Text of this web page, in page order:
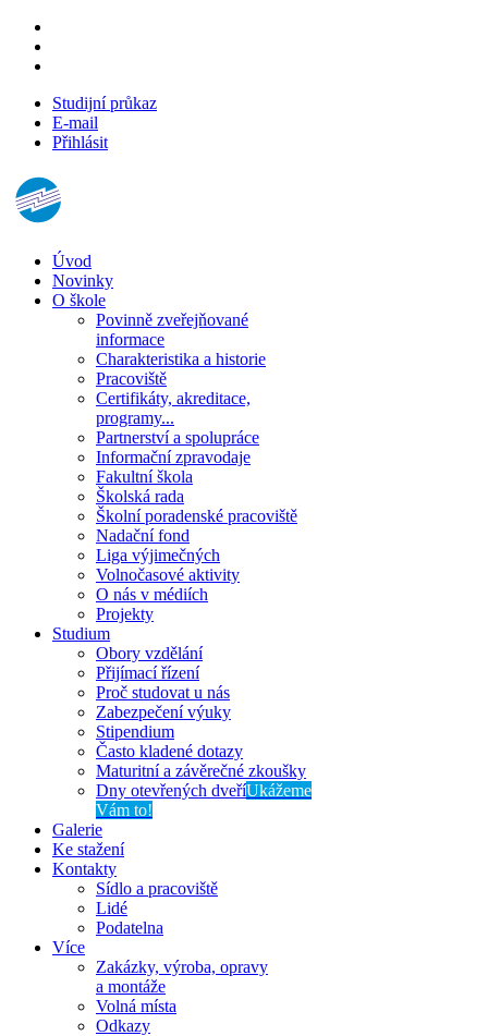
Studijní průkaz
E-mail
Přihlásit
Úvod
Novinky
O škole
Povinně zveřejňované
informace
Charakteristika a historie
Pracoviště
Certifikáty, akreditace,
programy...
Partnerství a spolupráce
Informační zpravodaje
Fakultní škola
Školská rada
Školní poradenské pracoviště
Nadační fond
Liga výjimečných
Volnočasové aktivity
O nás v médiích
Projekty
Studium
Obory vzdělání
Přijímací řízení
Proč studovat u nás
Zabezpečení výuky
Stipendium
Často kladené dotazy
Maturitní a závěrečné zkoušky
Dny otevřených dveříUkážeme
Vám to!
Galerie
Ke stažení
Kontakty
Sídlo a pracoviště
Lidé
Podatelna
Více
Zakázky, výroba, opravy
a montáže
Volná místa
Odkazy